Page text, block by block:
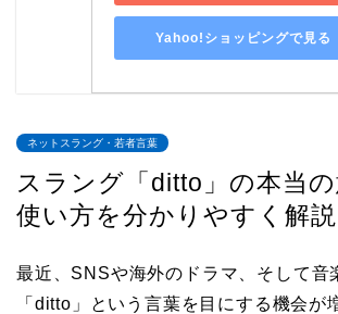
Yahoo!ショッピングで見る
ネットスラング・若者言葉
スラング「ditto」の本当
使い方を分かりやすく解説
最近、SNSや海外のドラマ、そして音
「ditto」という言葉を目にする機会が